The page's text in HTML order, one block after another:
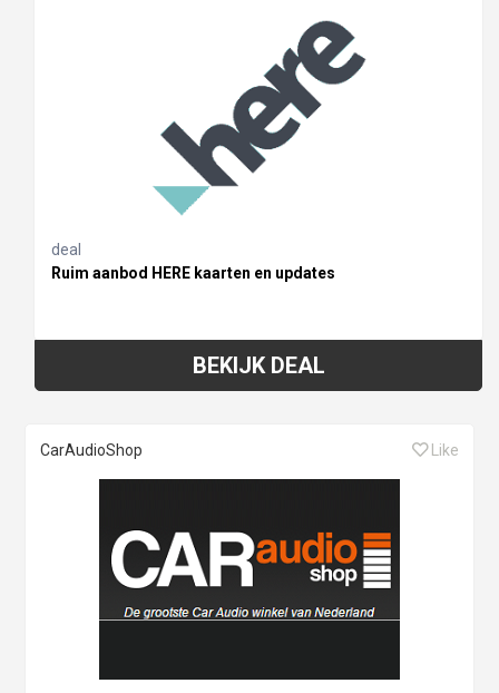
deal
Ruim aanbod HERE kaarten en updates
BEKIJK DEAL
CarAudioShop Like